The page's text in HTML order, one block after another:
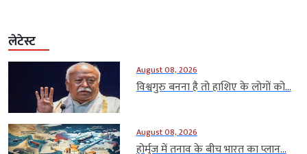
लेटेस्ट
August 08, 2026
विश्वगुरु बनना है तो हाशिए के लोगों को...
August 08, 2026
होर्मुज में तनाव के बीच भारत का प्लान...